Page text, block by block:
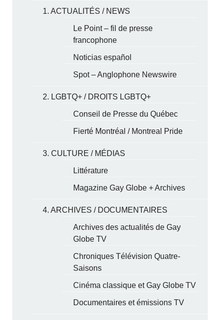
1. ACTUALITÉS / NEWS
Le Point – fil de presse
francophone
Noticias español
Spot – Anglophone Newswire
2. LGBTQ+ / DROITS LGBTQ+
Conseil de Presse du Québec
Fierté Montréal / Montreal Pride
3. CULTURE / MÉDIAS
Littérature
Magazine Gay Globe + Archives
4. ARCHIVES / DOCUMENTAIRES
Archives des actualités de Gay
Globe TV
Chroniques Télévision Quatre-
Saisons
Cinéma classique et Gay Globe TV
Documentaires et émissions TV